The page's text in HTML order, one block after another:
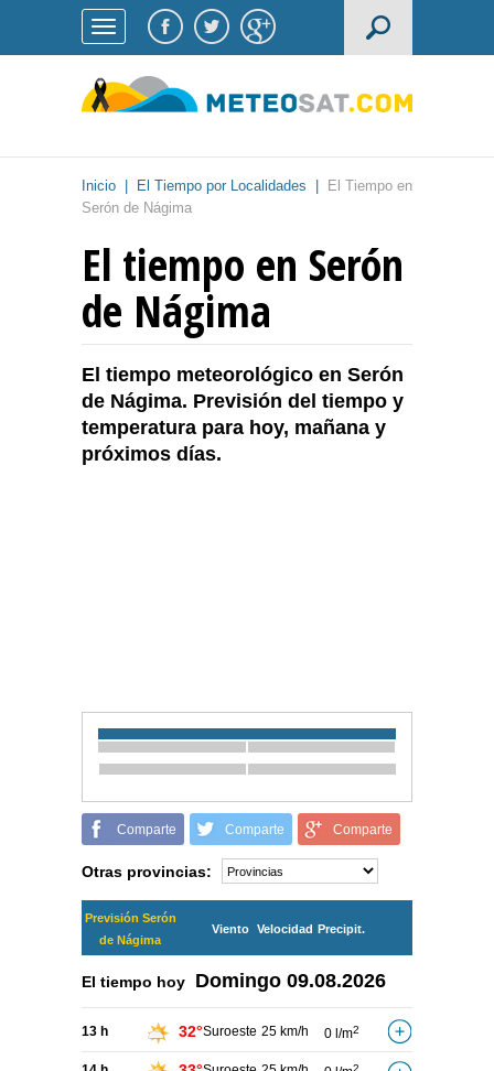
Inicio El Tiempo por Localidades
El Tiempo en
Serón de Nágima
El tiempo en Serón
de Nágima
El tiempo meteorológico en Serón
de Nágima. Previsión del tiempo y
temperatura para hoy, mañana y
próximos días.
Comparte Comparte Comparte
Otras provincias:
Previsión Serón
de Nágima
Viento Velocidad Precipit.
El tiempo hoy Domingo 09.08.2026
13 h 32°Suroeste 25 km/h 0 l/m2